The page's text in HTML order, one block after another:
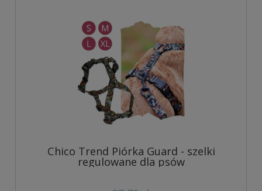
Chico Trend Piórka Guard - szelki
regulowane dla psów